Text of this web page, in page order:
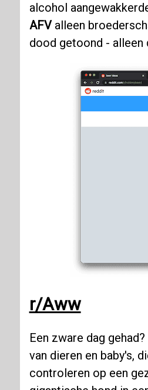
alcohol
AFValleen
dood getoond - alleen
r/Aww
Een zware dag
van dieren en baby's,
controleren op een